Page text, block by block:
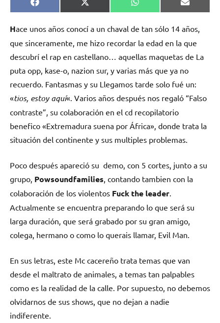
Compartir
en
Facebook
Compartir
en
X
(Twitter)
Compartir
en
WhatsApp
en
Email
Hace unos años conocí a un chaval de tan sólo 14 años,
que sinceramente, me hizo recordar la edad en la que
descubrí el rap en castellano… aquellas maquetas de La
puta opp, kase-o, nazion sur, y varias más que ya no
recuerdo. Fantasmas y su Llegamos tarde solo fué un:
«tios, estoy aquí«. Varios años después nos regaló “Falso
contraste”, su colaboración en el cd recopilatorio
benefico «Extremadura suena por África», donde trata la
situación del continente y sus multiples problemas.
Poco después apareció su demo, con 5 cortes, junto a su
grupo, Powsoundfamilies , contando tambien con la
colaboración de los violentos Fuck the leader
Actualmente se encuentra preparando lo que será su
larga duración, que será grabado por su gran amigo,
colega, hermano o como lo querais llamar, Evil Man.
En sus letras, este Mc cacereño trata temas que van
desde el maltrato de animales, a temas tan palpables
como es la realidad de la calle. Por supuesto, no debemos
olvidarnos de sus shows, que no dejan a nadie
indiferente.